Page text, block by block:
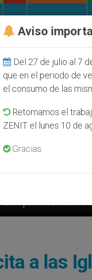
judíos que
a las
Aviso
Del 27 de julio al 7
que en el periodo de
el consumo de las
Retomamos el
ZENIT el lunes 10 de
Gracias.